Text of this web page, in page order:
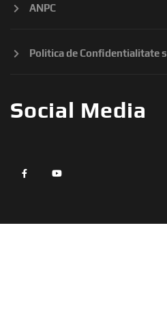
ANPC
Politica de Confidentialitate
Social Media